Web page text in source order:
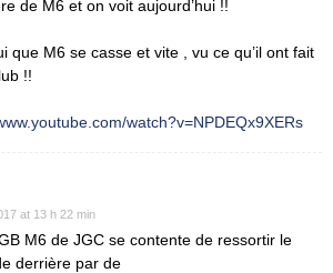
de M6 et on voit aujourd’hui !!
que M6 se casse et vite , vu ce qu’il ont fait
!!
watch?v=NPDEQx9XERs
at 13 h 22 min
M6 de JGC se contente de ressortir le
derrière par de